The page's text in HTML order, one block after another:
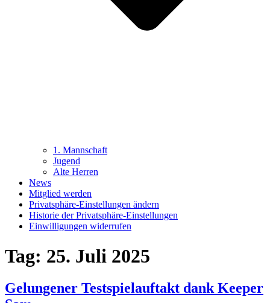
1. Mannschaft
Jugend
Alte Herren
News
Mitglied werden
Privatsphäre-Einstellungen ändern
Historie der Privatsphäre-Einstellungen
Einwilligungen widerrufen
Tag: 25. Juli 2025
Gelungener Testspielauftakt dank Keeper